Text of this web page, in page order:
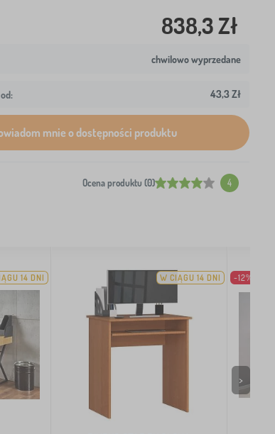
838,3 Zł
chwilowo wyprzedane
43,3 Zł
mnie o dostępności produktu
Ocena produktu (0) 4
14 DNI W CIĄGU 14 DNI -12%
>